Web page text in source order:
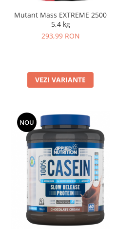
Mutant Mass EXTREME 2500
5,4 kg
293,99 RON
VEZI VARIANTE
NOU